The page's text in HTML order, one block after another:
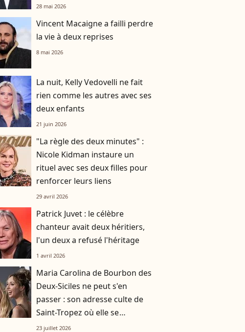
28 mai 2026
Vincent Macaigne a failli perdre
la vie à deux reprises
8 mai 2026
La nuit, Kelly Vedovelli ne fait
rien comme les autres avec ses
deux enfants
21 juin 2026
"La règle des deux minutes" :
Nicole Kidman instaure un
rituel avec ses deux filles pour
renforcer leurs liens
29 avril 2026
Patrick Juvet : le célèbre
chanteur avait deux héritiers,
l'un deux a refusé l'héritage
1 avril 2026
Maria Carolina de Bourbon des
Deux-Siciles ne peut s'en
passer : son adresse culte de
Saint-Tropez où elle se
précipite "deux à trois fois par
23 juillet 2026